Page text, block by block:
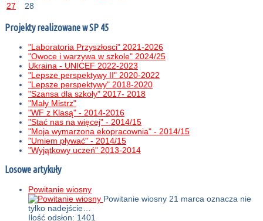
27
28
Projekty realizowane w SP 45
"Laboratoria Przyszłosci" 2021-2026
"Owoce i warzywa w szkole" 2024/25
Ukraina - UNICEF 2022-2023
"Lepsze perspektywy II" 2020-2022
"Lepsze perspektywy" 2018-2020
"Szansa dla szkoły" 2017- 2018
"Mały Mistrz"
"WF z Klasą" - 2014-2016
"Stać nas na więcej" - 2014/15
"Moja wymarzona ekopracownia" - 2014/15
"Umiem pływać" - 2014/15
"Wyjątkowy uczeń" 2013-2014
Losowe artykuły
Powitanie wiosny
Powitanie wiosny 21 marca oznacza nie
tylko nadejście…
Ilość odsłon: 1401